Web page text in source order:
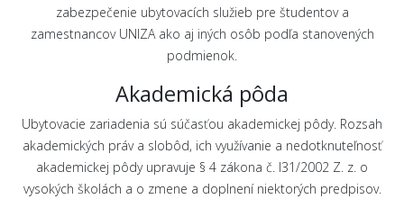
zabezpečenie ubytovacích služieb pre študentov a
zamestnancov UNIZA ako aj iných osôb podľa stanovených
podmienok.
Akademická pôda
Ubytovacie zariadenia sú súčasťou akademickej pôdy. Rozsah
akademických práv a slobôd, ich využívanie a nedotknuteľnosť
akademickej pôdy upravuje § 4 zákona č. l31/2002 Z. z. o
vysokých školách a o zmene a doplnení niektorých predpisov.